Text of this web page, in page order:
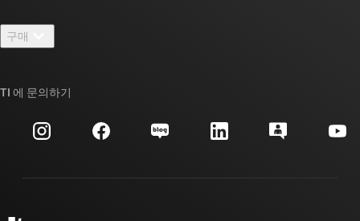
뉴스룸
이벤트
투자 관계
TI E2E™ 설계 지원 포럼
대체품 검색
고객 지원 센터
구매
주문 FAQ
TI 에 문의하기